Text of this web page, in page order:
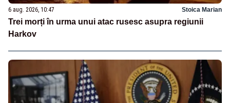
6 aug. 2026, 10:47 Stoica Marian
Trei morți în urma unui atac rusesc asupra regiunii
Harkov